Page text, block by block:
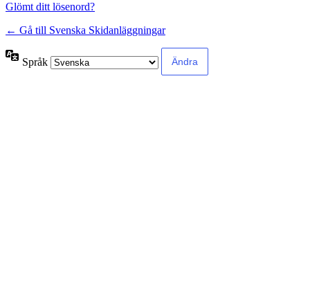
Glömt ditt lösenord?
← Gå till Svenska Skidanläggningar
Språk